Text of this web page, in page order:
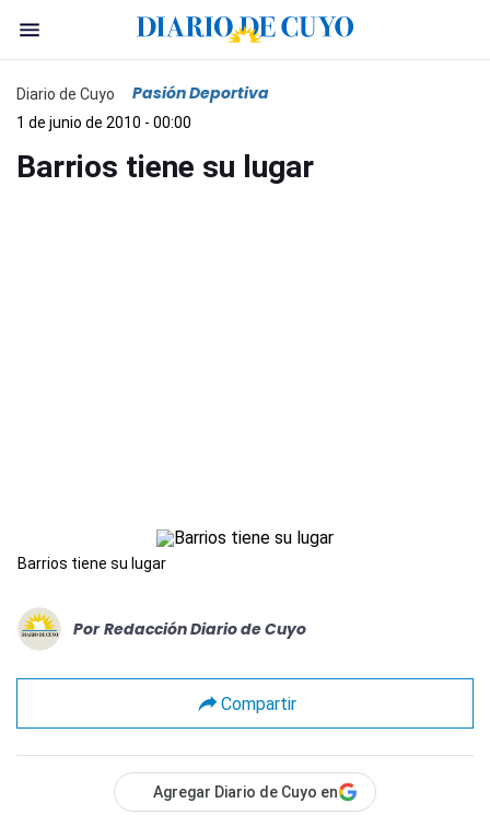
Diario de Cuyo Pasión Deportiva
1 de junio de 2010 - 00:00
Barrios tiene su lugar
Barrios tiene su lugar
Por Redacción Diario de Cuyo
Compartir
Agregar Diario de Cuyo en